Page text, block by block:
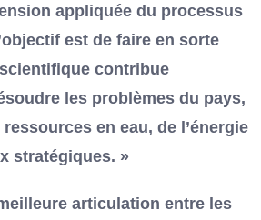
appliquée du processus
est de faire en sorte
contribue
les problèmes du pays,
ressources en eau, de l’énergie
stratégiques. »
articulation entre les